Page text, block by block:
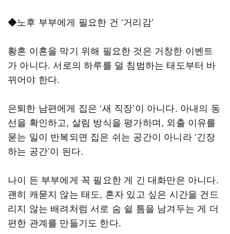
◆노후 부부에게 필요한 건 ‘거리감’
황혼 이혼을 막기 위해 필요한 것은 거창한 이벤트
가 아니다. 서로의 하루를 덜 침범하는 태도부터 바
뀌어야 한다.
은퇴한 남편에게 집은 ‘새 직장’이 아니다. 아내의 동
선을 확인하고, 살림 방식을 평가하며, 외출 이유를
묻는 일이 반복되면 집은 쉬는 공간이 아니라 ‘긴장
하는 공간’이 된다.
나이 든 부부에게 꼭 필요한 게 긴 대화만은 아니다.
괜히 캐묻지 않는 태도, 혼자 있고 싶은 시간을 건드
리지 않는 배려처럼 서로 숨 쉴 틈을 남겨두는 게 더
편한 관계를 만들기도 한다.